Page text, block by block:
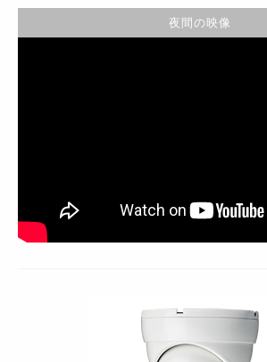
夜間の映像